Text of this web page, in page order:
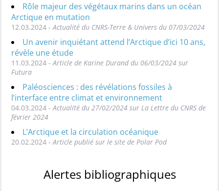
Rôle majeur des végétaux marins dans un océan
Arctique en mutation
12.03.2024 - Actualité du CNRS-Terre & Univers du 07/03/2024
Un avenir inquiétant attend l’Arctique d’ici 10 ans,
révèle une étude
11.03.2024 - Article de Karine Durand du 06/03/2024 sur
Futura
Paléosciences : des révélations fossiles à
l’interface entre climat et environnement
04.03.2024 - Actualité du 27/02/2024 sur La Lettre du CNRS de
février 2024
L’Arctique et la circulation océanique
20.02.2024 - Article publié sur le site de Polar Pod
Alertes bibliographiques